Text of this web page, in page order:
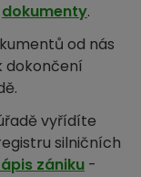
dokumenty.
od nás
dokončení
vyřídíte
silničních
zániku -